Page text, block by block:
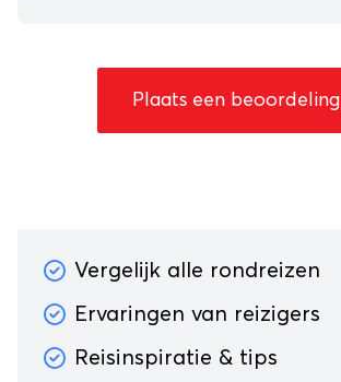
Plaats een beoordeling
Vergelijk alle rondreizen
Ervaringen van reizigers
Reisinspiratie & tips